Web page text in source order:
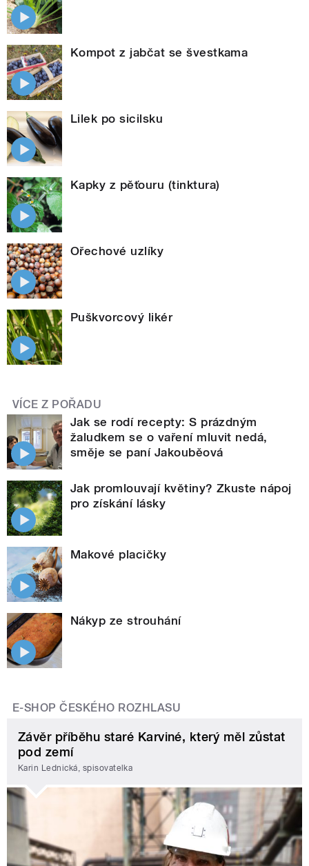
Kompot z jabčat se švestkama
Lilek po sicilsku
Kapky z pěťouru (tinktura)
Ořechové uzlíky
Puškvorcový likér
VÍCE Z POŘADU
Jak se rodí recepty: S prázdným
žaludkem se o vaření mluvit nedá,
směje se paní Jakouběová
Jak promlouvají květiny? Zkuste nápoj
pro získání lásky
Makové placičky
Nákyp ze strouhání
E-SHOP ČESKÉHO ROZHLASU
Závěr příběhu staré Karviné, který měl zůstat
pod zemí
Karin Lednická, spisovatelka